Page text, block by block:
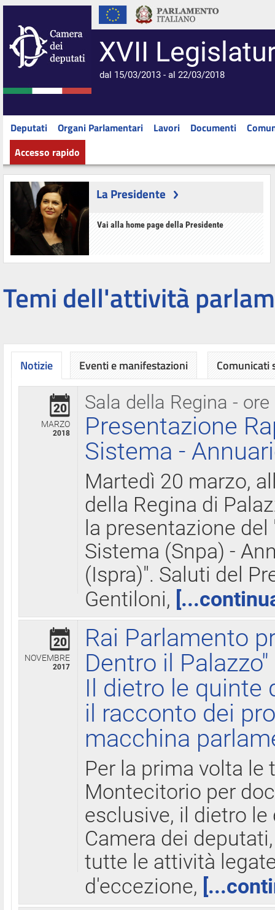
XVII
dal 15/03/2013 - al 22/03/2018
Deputati Organi Parlamentari Lavori Documenti
Accesso rapido
La Presidente
Vai alla home page della Presidente
Temi dell'attività
Notizie
Sala della Regina - ore
20
MARZO
2018
Presentazione
Sistema -
Martedì 20 marzo,
della Regina di
la presentazione
Sistema (Snpa) -
(Ispra)". Saluti del
Gentiloni,
20
NOVEMBRE
2017
Rai Parlamento
Dentro il Palazzo"
Il dietro le quinte
il racconto dei
macchina
Per la prima volta le
Montecitorio per
esclusive, il dietro
Camera dei
tutte le attività
d'eccezione,
Eventi e manifestazioni Comunicati